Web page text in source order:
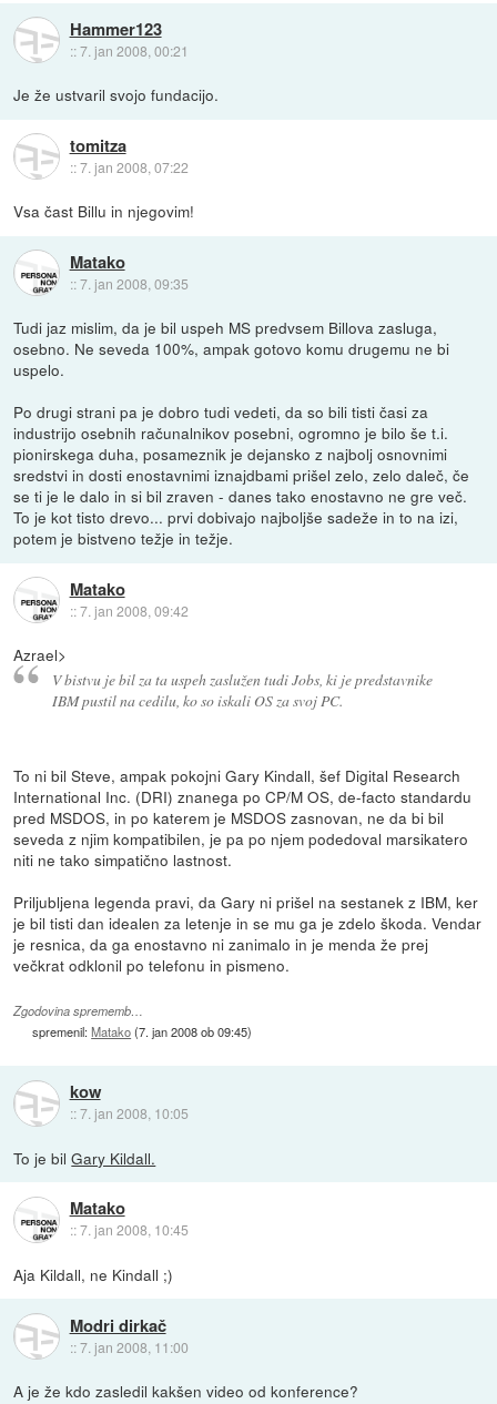
Hammer123
::7. jan 2008, 00:21
Je že ustvaril svojo fundacijo.
tomitza
::7. jan 2008, 07:22
Vsa čast Billu in njegovim!
Matako
::7. jan 2008, 09:35
Tudi jaz mislim, da je bil uspeh MS predvsem Billova zasluga,
osebno. Ne seveda 100%, ampak gotovo komu drugemu ne bi
uspelo.
Po drugi strani pa je dobro tudi vedeti, da so bili tisti časi za
industrijo osebnih računalnikov posebni, ogromno je bilo še t.i.
pionirskega duha, posameznik je dejansko z najbolj osnovnimi
sredstvi in dosti enostavnimi iznajdbami prišel zelo, zelo daleč, če
se ti je le dalo in si bil zraven - danes tako enostavno ne gre več.
To je kot tisto drevo... prvi dobivajo najboljše sadeže in to na izi,
potem je bistveno težje in težje.
Matako
::7. jan 2008, 09:42
Azrael>
V bistvu je bil za ta uspeh zaslužen tudi Jobs, ki je predstavnike
IBM pustil na cedilu, ko so iskali OS za svoj PC.
To ni bil Steve, ampak pokojni Gary Kindall, šef Digital Research
International Inc. (DRI) znanega po CP/M OS, de-facto standardu
pred MSDOS, in po katerem je MSDOS zasnovan, ne da bi bil
seveda z njim kompatibilen, je pa po njem podedoval marsikatero
niti ne tako simpatično lastnost.
Priljubljena legenda pravi, da Gary ni prišel na sestanek z IBM, ker
je bil tisti dan idealen za letenje in se mu ga je zdelo škoda. Vendar
je resnica, da ga enostavno ni zanimalo in je menda že prej
večkrat odklonil po telefonu in pismeno.
Zgodovina sprememb…
spremenil:Matako(7. jan 2008 ob 09:45)
kow
::7. jan 2008, 10:05
To je bilGary Kildall.
Matako
::7. jan 2008, 10:45
Aja Kildall, ne Kindall ;)
Modri dirkač
::7. jan 2008, 11:00
A je že kdo zasledil kakšen video od konference?